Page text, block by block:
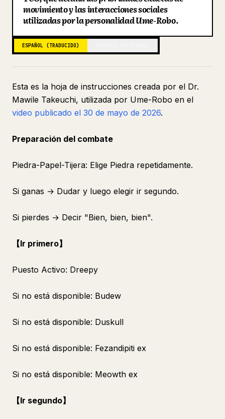
Actualizaciones
movimiento y las interacciones sociales
utilizadas por la personalidad Ume-Robo.
ESPAÑOL (TRADUCIDO)
Esta es la hoja de instrucciones creada por el Dr.
Mawile Takeuchi, utilizada por Ume-Robo en el
video publicado el 30 de mayo de 2026.
Preparación del combate
Piedra-Papel-Tijera: Elige Piedra repetidamente.
Si ganas → Dudar y luego elegir ir segundo.
Si pierdes → Decir "Bien, bien, bien".
【Ir primero】
Puesto Activo: Dreepy
Si no está disponible: Budew
Si no está disponible: Duskull
Si no está disponible: Fezandipiti ex
Si no está disponible: Meowth ex
【Ir segundo】